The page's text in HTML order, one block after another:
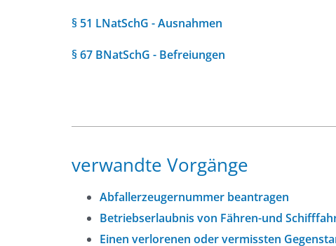
§ 51 LNatSchG - Ausnahmen
§ 67 BNatSchG - Befreiungen
verwandte Vorgänge
Abfallerzeugernummer beantragen
Betriebserlaubnis von Fähren-und
Einen verlorenen oder vermissten